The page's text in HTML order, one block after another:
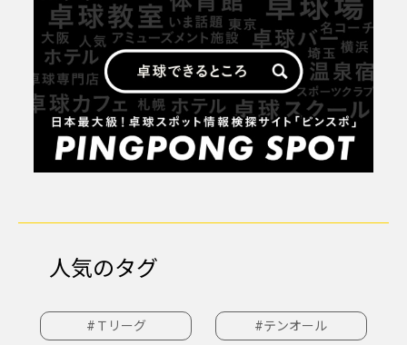
人気のタグ
#Ｔリーグ #テンオール